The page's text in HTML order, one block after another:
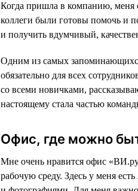
Когда пришла в компанию, меня
коллеги были готовы помочь и
и получить вдумчивый,
Одним из самых
обязательно для всех
со всеми новичками,
настоящему стала частью
Офис, где можно
Мне очень нравится офис
рабочую среду. Здесь у меня